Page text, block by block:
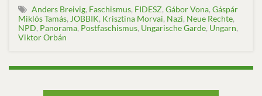
Anders Breivig, Faschismus, FIDESZ, Gábor Vona, Gáspár
Miklós Tamás, JOBBIK, Krisztina Morvai, Nazi, Neue Rechte,
NPD, Panorama, Postfaschismus, Ungarische Garde, Ungarn,
Viktor Orbán